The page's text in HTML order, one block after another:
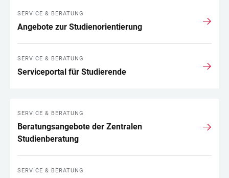
SERVICE & BERATUNG
Angebote zur Studienorientierung
SERVICE & BERATUNG
Serviceportal für Studierende
SERVICE & BERATUNG
Beratungsangebote der Zentralen
Studienberatung
SERVICE & BERATUNG